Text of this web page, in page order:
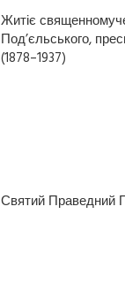
Житіє
Под’єльського,
(1878–1937)
Святий Праведний